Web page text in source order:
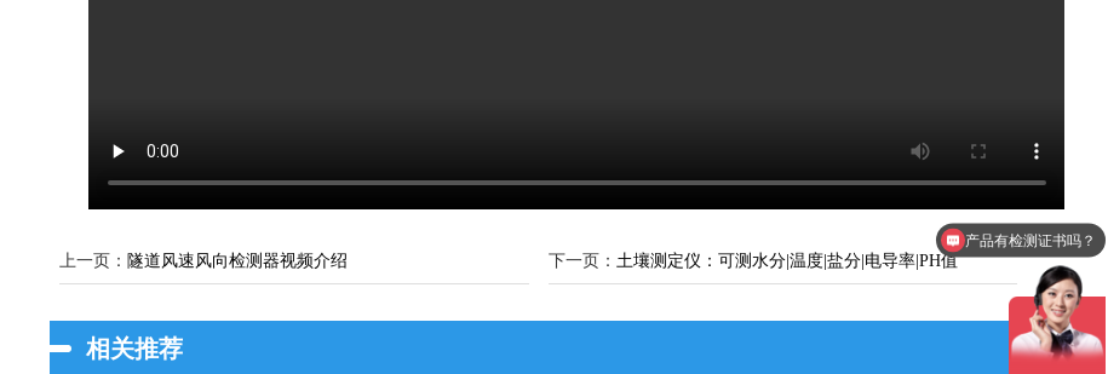
上一页： 隧道风速风向检测器视频介绍 下一页： 土壤测定仪：可测水分|温度|盐分|电导率|PH值
相关推荐
产品有检测证书吗？